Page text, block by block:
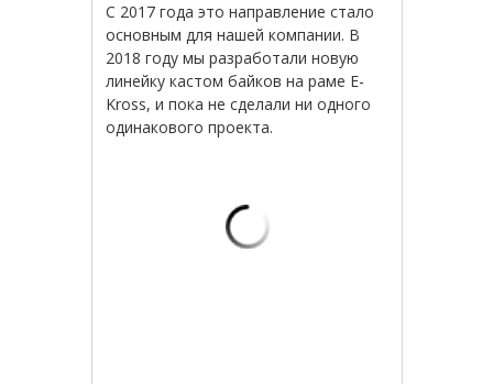
С 2017 года это направление стало
основным для нашей компании. В
2018 году мы разработали новую
линейку кастом байков на раме E-
Kross, и пока не сделали ни одного
одинакового проекта.